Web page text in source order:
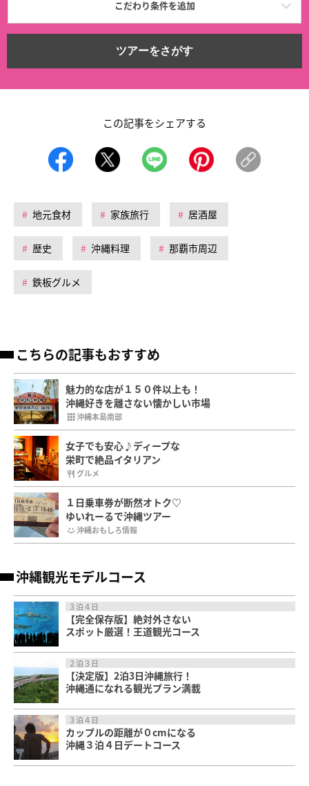
こだわり条件を追加
ツアーをさがす
この記事をシェアする
地元食材 家族旅行 居酒屋
歴史 沖縄料理 那覇市周辺
鉄板グルメ
こちらの記事もおすすめ
魅力的な店が１５０件以上も！
沖縄好きを離さない懐かしい市場
沖縄本島南部
女子でも安心♪ディープな
栄町で絶品イタリアン
グルメ
１日乗車券が断然オトク♡
ゆいれーるで沖縄ツアー
沖縄おもしろ情報
沖縄観光モデルコース
３泊４日
【完全保存版】絶対外さない
スポット厳選！王道観光コース
２泊３日
【決定版】2泊3日沖縄旅行！
沖縄通になれる観光プラン満載
３泊４日
カップルの距離が０cmになる
沖縄３泊４日デートコース